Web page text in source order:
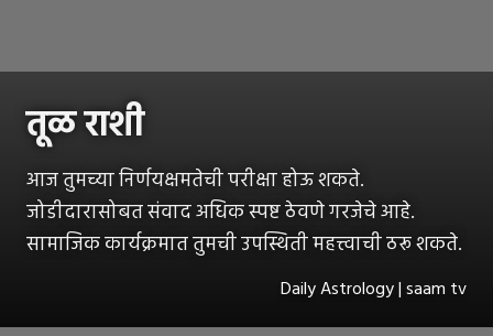
तूळ राशी
आज तुमच्या निर्णयक्षमतेची परीक्षा होऊ शकते.
जोडीदारासोबत संवाद अधिक स्पष्ट ठेवणे गरजेचे आहे.
सामाजिक कार्यक्रमात तुमची उपस्थिती महत्त्वाची ठरू शकते.
Daily Astrology | saam tv